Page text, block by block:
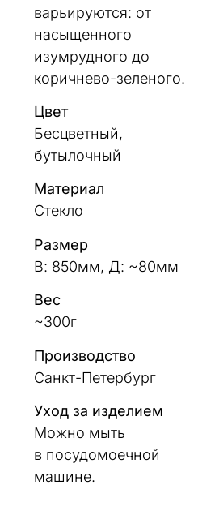
варьируются: от
насыщенного
изумрудного до
коричнево-зеленого.
Цвет
Бесцветный,
бутылочный
Материал
Стекло
Размер
В: 850мм, Д: ~80мм
Вес
~300г
Производство
Санкт-Петербург
Уход за изделием
Можно мыть
в посудомоечной
машине.